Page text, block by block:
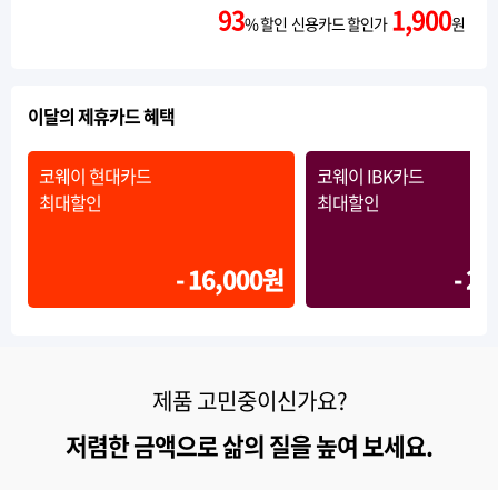
93% 할인 신용카드 할인가 1,900원
이달의 제휴카드 혜택
코웨이 현대카드
최대할인
- 16,000원
코웨이 IBK카드
최대할인
-
제품 고민중이신가요?
저렴한 금액으로 삶의 질을 높여 보세요.